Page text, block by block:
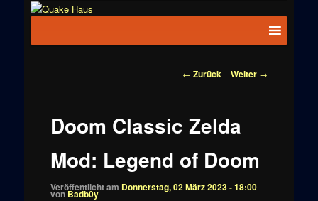
News zu
Beitragsnavigation
← Zurück Weiter →
Doom Classic Zelda
Mod: Legend of Doom
Veröffentlicht am Donnerstag, 02 März 2023 - 18:00
vonBadb0y